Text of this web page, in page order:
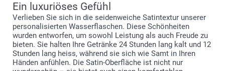
Ein luxuriöses Gefühl
Verlieben Sie sich in die seidenweiche Satintextur unserer
personalisierten Wasserflaschen. Diese Schönheiten
wurden entworfen, um sowohl Leistung als auch Freude zu
bieten. Sie halten Ihre Getränke 24 Stunden lang kalt und 12
Stunden lang heiss, während sie sich wie Samt in Ihren
Händen anfühlen. Die Satin-Oberfläche ist nicht nur